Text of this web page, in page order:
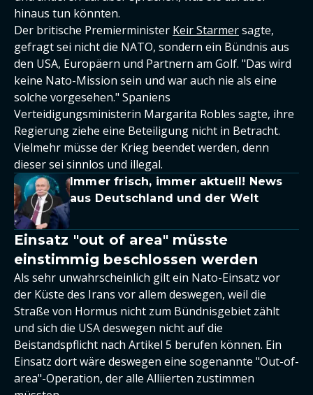
hinaus tun könnten.
Der britische Premierminister Keir Starmersagte,
gefragt sei nicht die NATO, sondern ein Bündnis aus
den USA, Europäern und Partnern am Golf. "Das wird
keine Nato-Mission sein und war auch nie als eine
solche vorgesehen." Spaniens
Verteidigungsministerin Margarita Robles sagte, ihre
Regierung ziehe eine Beteiligung nicht in Betracht.
Vielmehr müsse der Krieg beendet werden, denn
dieser sei sinnlos und illegal.
Immer frisch, immer aktuell! News
aus Deutschland und der Welt
Einsatz "out of area" müsste
einstimmig beschlossen werden
Als sehr unwahrscheinlich gilt ein Nato-Einsatz vor
der Küste des Irans vor allem deswegen, weil die
Straße von Hormus nicht zum Bündnisgebiet zählt
und sich die USA deswegen nicht auf die
Beistandspflicht nach Artikel 5 berufen können. Ein
Einsatz dort wäre deswegen eine sogenannte "Out-of-
area"-Operation, der alle Alliierten zustimmen